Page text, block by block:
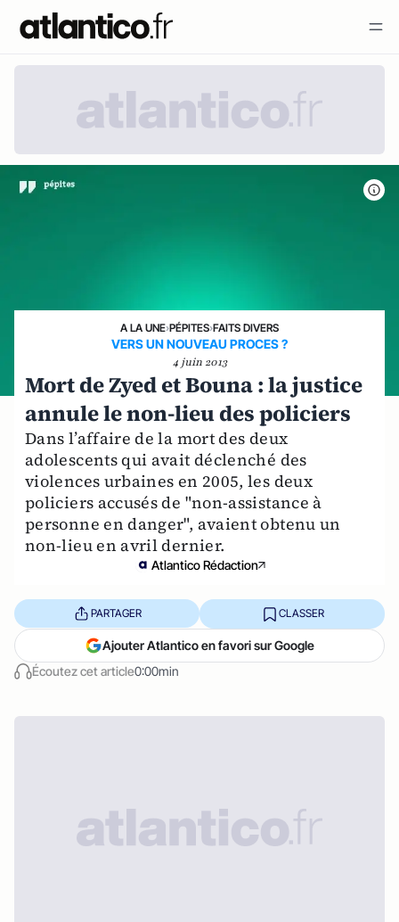
A LA UNE›PÉPITES›FAITS DIVERS
VERS UN NOUVEAU PROCES ?
4 juin 2013
Mort de Zyed et Bouna : la justice
annule le non-lieu des policiers
Dans l’affaire de la mort des deux
adolescents qui avait déclenché des
violences urbaines en 2005, les deux
policiers accusés de "non-assistance à
personne en danger", avaient obtenu un
non-lieu en avril dernier.
Atlantico Rédaction
Écoutez cet article0:00min
PARTAGER CLASSER
Ajouter Atlantico en favori sur Google